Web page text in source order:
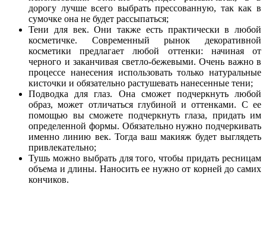
дорогу лучше всего выбрать прессованную, так как в
сумочке она не будет рассыпаться;
Тени для век. Они также есть практически в любой
косметичке. Современный рынок декоративной
косметики предлагает любой оттенки: начиная от
черного и заканчивая светло-бежевыми. Очень важно в
процессе нанесения использовать только натуральные
кисточки и обязательно растушевать нанесенные тени;
Подводка для глаз. Она сможет подчеркнуть любой
образ, может отличаться глубиной и оттенками. С ее
помощью вы сможете подчеркнуть глаза, придать им
определенной формы. Обязательно нужно подчеркивать
именно линию век. Тогда ваш макияж будет выглядеть
привлекательно;
Тушь можно выбрать для того, чтобы придать ресницам
объема и длины. Наносить ее нужно от корней до самих
кончиков.